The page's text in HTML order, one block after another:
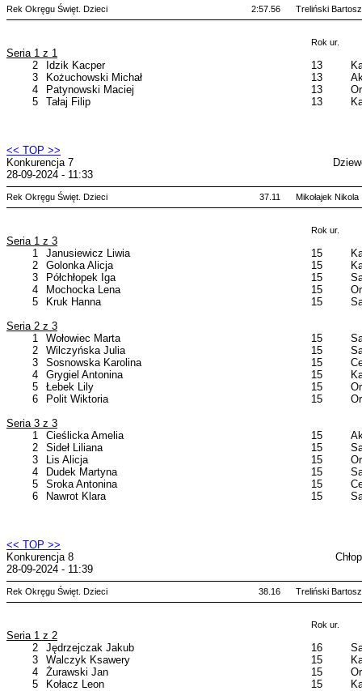
Rek Okręgu Święt. Dzieci 2:57.56 Treliński Bartosz
Rok ur.
Seria 1 z 1
2
3
4
5
Idzik Kacper
Kożuchowski Michał
Patynowski Maciej
Tałaj Filip
13
13
13
13
<< TOP >>
Konkurencja 7
28-09-2024 - 11:33
Rek Okręgu Święt. Dzieci 37.11 Mikołajek Nikola
Rok ur.
Seria 1 z 3
1
2
3
4
5
Janusiewicz Liwia
Golonka Alicja
Półchłopek Iga
Mochocka Lena
Kruk Hanna
15
15
15
15
15
Seria 2 z 3
1
2
3
4
5
6
Wołowiec Marta
Wilczyńska Julia
Sosnowska Karolina
Grygiel Antonina
Łebek Lily
Polit Wiktoria
15
15
15
15
15
15
Seria 3 z 3
1
2
3
4
5
6
Cieślicka Amelia
Sideł Liliana
Lis Alicja
Dudek Martyna
Sroka Antonina
Nawrot Klara
15
15
15
15
15
15
<< TOP >>
Konkurencja 8
28-09-2024 - 11:39
Rek Okręgu Święt. Dzieci 38.16 Treliński Bartosz
Rok ur.
Seria 1 z 2
2
3
4
5
Jędrzejczak Jakub
Walczyk Ksawery
Żurawski Jan
Kołacz Leon
16
15
15
15